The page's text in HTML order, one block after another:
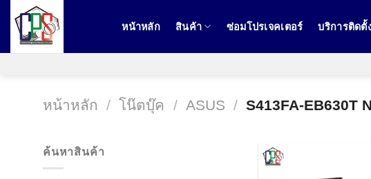
หน้าหลัก สินค้า ซ่อมโปรเจคเตอร์ บริการติดตั้
หน้าหลัก / โน๊ตบุ๊ค / ASUS / S413FA-EB630T
ค้นหาสินค้า